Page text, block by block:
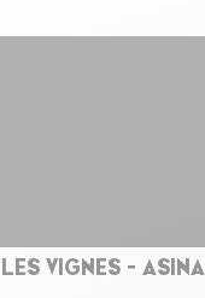
VIGNES - ASINA